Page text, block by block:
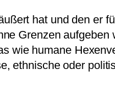
hat und den er
Grenzen aufgeben
wie humane
ethnische oder